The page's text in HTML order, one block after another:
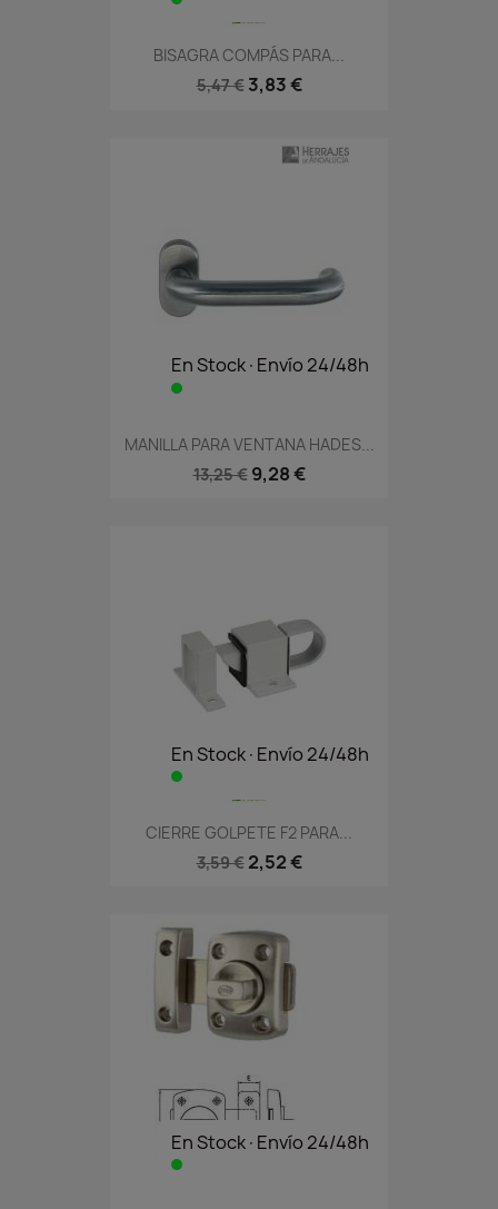
BISAGRA COMPÁS PARA...
5,47 € 3,83 €
En Stock·Envío 24/48h
MANILLA PARA VENTANA HADES...
13,25 € 9,28 €
En Stock·Envío 24/48h
CIERRE GOLPETE F2 PARA...
3,59 € 2,52 €
En Stock·Envío 24/48h